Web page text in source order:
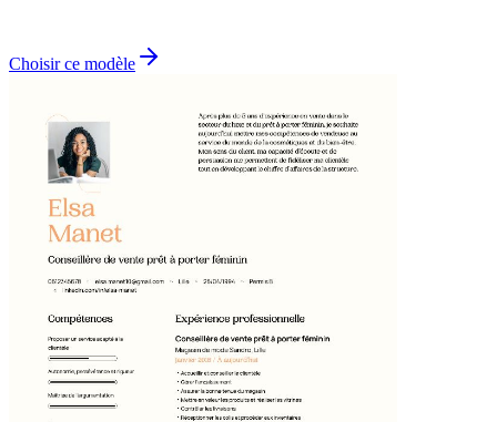
Choisir ce modèle